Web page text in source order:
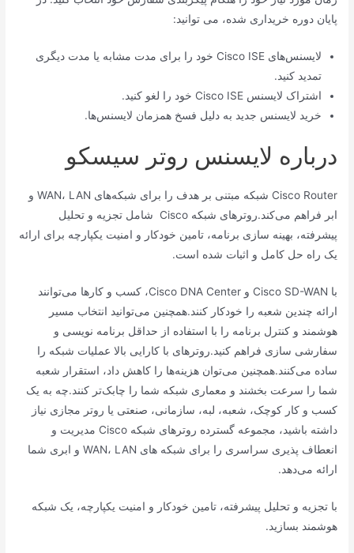
پایان دوره خریداری شده، می توانید:
لایسنس‌های Cisco ISE خود را برای مدت مشابه یا مدت دیگری
تمدید کنید.
اشتراک لایسنس Cisco ISE خود را لغو کنید.
خرید لایسنس جدید به دلیل فسخ همزمان لایسنس‌ها.
درباره لایسنس روتر سیسکو
Cisco Router شبکه مبتنی بر هدف را برای شبکه‌های WAN، LAN و
ابر فراهم می‌کند.روترهای شبکه Cisco شامل تجزیه و تحلیل
پیشرفته، بهینه سازی برنامه، تامین خودکار و امنیت یکپارچه برای ارائه
یک راه حل کامل و اثبات شده است.
با Cisco SD-WAN و Cisco DNA Center، کسب‌ و کارها می‌توانند
ارائه چندین شعبه را خودکار کنند.همچنین می‌توانید انتخاب مسیر
هوشمند و کنترل برنامه را با استفاده از حداقل برنامه نویسی و
سفارشی سازی فراهم کنید.روترهای با کارایی بالا عملیات شبکه را
ساده می‌کنند.همچنین می‌توان هزینه‌ها را کاهش داد، استقرار شعبه
شما را سرعت بخشند و معماری شبکه شما را چابک‌تر کنند.چه به یک
کسب و کار کوچک، شعبه، لبه، سازمانی، صنعتی یا روتر مجازی نیاز
داشته باشید، مجموعه گسترده روترهای شبکه Cisco مدیریت و
انعطاف پذیری سراسری را برای شبکه های WAN، LAN و ابری شما
ارائه می‌دهد.
با تجزیه و تحلیل پیشرفته، تامین خودکار و امنیت یکپارچه، یک شبکه
هوشمند بسازید.